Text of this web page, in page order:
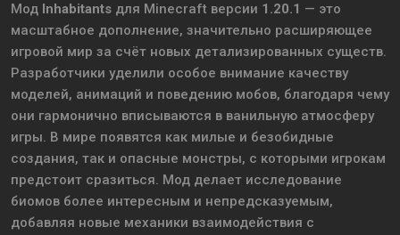
Мод Inhabitants для Minecraft версии 1.20.1 — это
масштабное дополнение, значительно расширяющее
игровой мир за счёт новых детализированных существ.
Разработчики уделили особое внимание качеству
моделей, анимаций и поведению мобов, благодаря чему
они гармонично вписываются в ванильную атмосферу
игры. В мире появятся как милые и безобидные
создания, так и опасные монстры, с которыми игрокам
предстоит сразиться. Мод делает исследование
биомов более интересным и непредсказуемым,
добавляя новые механики взаимодействия с